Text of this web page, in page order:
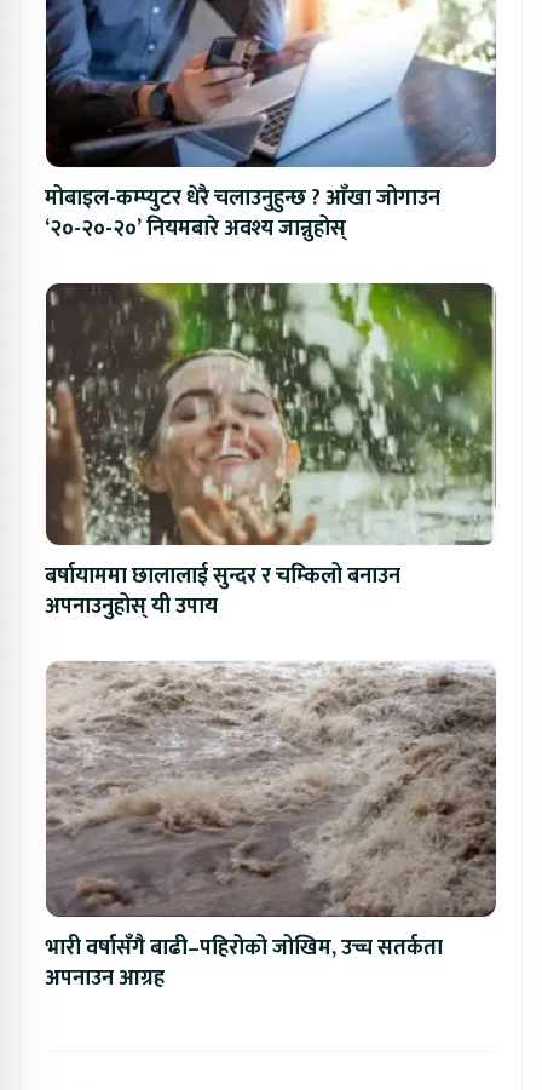
मोबाइल-कम्प्युटर धेरै चलाउनुहुन्छ ? आँखा जोगाउन
‘२०-२०-२०’ नियमबारे अवश्य जान्नुहोस्
बर्षायाममा छालालाई सुन्दर र चम्किलो बनाउन
अपनाउनुहोस् यी उपाय
भारी वर्षासँगै बाढी–पहिरोको जोखिम, उच्च सतर्कता
अपनाउन आग्रह